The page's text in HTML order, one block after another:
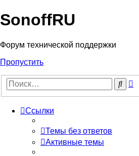
SonoffRU
Форум технической поддержки
Пропустить
Ссылки
Темы без ответов
Активные темы